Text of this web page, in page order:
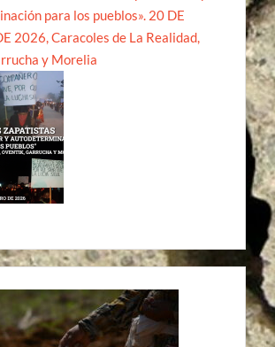
para los pueblos». 20 DE
2026, Caracoles de La Realidad,
y Morelia